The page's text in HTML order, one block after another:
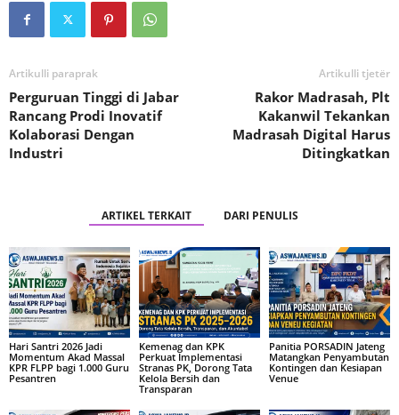
Artikulli paraprak
Perguruan Tinggi di Jabar
Rancang Prodi Inovatif
Kolaborasi Dengan
Industri
Artikulli tjetër
Rakor Madrasah, Plt
Kakanwil Tekankan
Madrasah Digital Harus
Ditingkatkan
ARTIKEL TERKAIT DARI PENULIS
Hari Santri 2026 Jadi
Momentum Akad Massal
KPR FLPP bagi 1.000 Guru
Pesantren
Kemenag dan KPK
Perkuat Implementasi
Stranas PK, Dorong Tata
Kelola Bersih dan
Transparan
Panitia PORSADIN Jateng
Matangkan Penyambutan
Kontingen dan Kesiapan
Venue